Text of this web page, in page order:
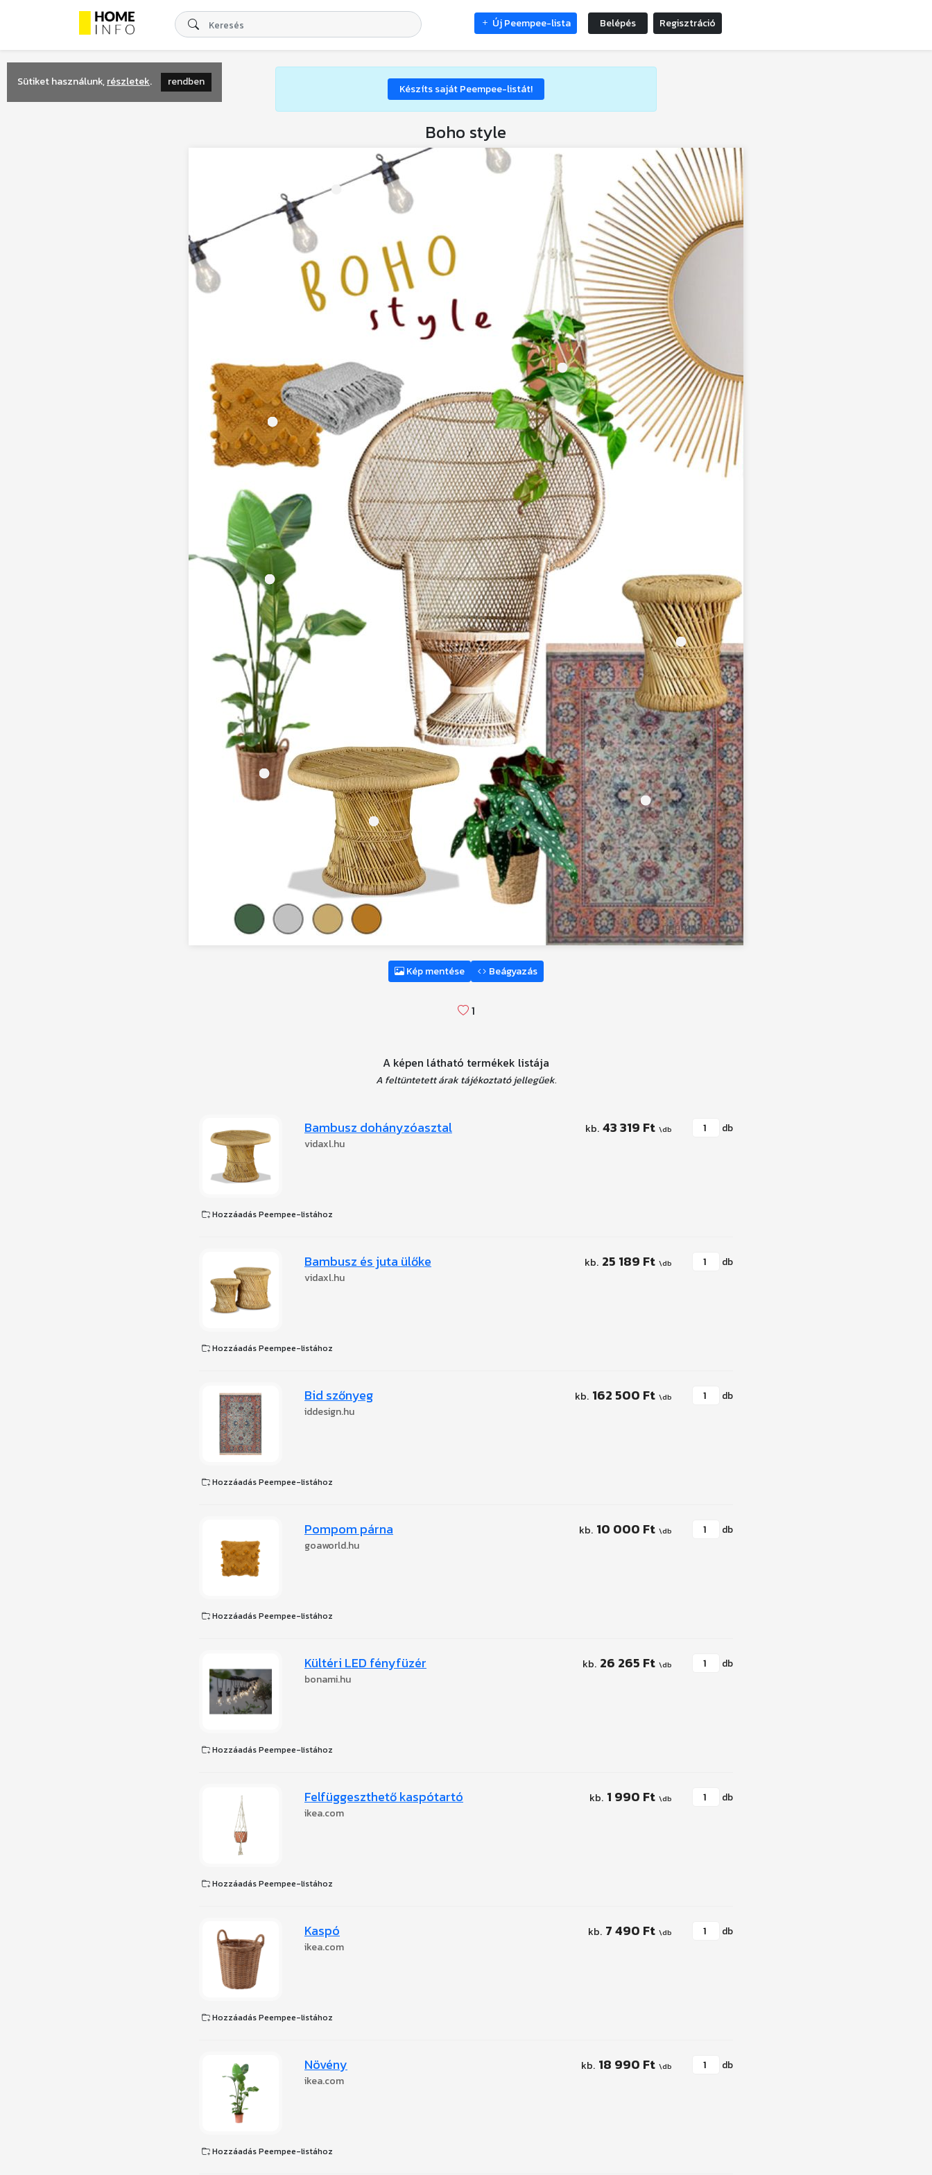
Sütiket használunk,részletek. rendben
Új Peempee-lista Belépés Regisztráció
Készíts saját Peempee-listát!
Boho style
Kép mentése Beágyazás
1
A képen látható termékek listája
A feltüntetett árak tájékoztató jellegűek.
Bambusz dohányzóasztal
vidaxl.hu
43 319 Ft db
Hozzáadás Peempee-listához
Bambusz és juta ülőke
vidaxl.hu
25 189 Ft db
Hozzáadás Peempee-listához
Bid szőnyeg
iddesign.hu
162 500 Ft db
Hozzáadás Peempee-listához
Pompom párna
goaworld.hu
10 000 Ft db
Hozzáadás Peempee-listához
Kültéri LED fényfüzér
bonami.hu
26 265 Ft db
Hozzáadás Peempee-listához
Felfüggeszthető kaspótartó
ikea.com
1 990 Ft db
Hozzáadás Peempee-listához
Kaspó
ikea.com
7 490 Ft db
Hozzáadás Peempee-listához
Növény
ikea.com
18 990 Ft db
Hozzáadás Peempee-listához